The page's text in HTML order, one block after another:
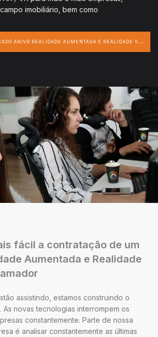
imobiliário, bem como
C
ONTRATAR UM DEDICADO AR/VR REALIDADE AUMENTADA E REALIDADE VIRTUAL DESENVOLVEDOR
fácil a contratação de um
Aumentada e Realidade
assistindo, estamos construindo o
As novas tecnologias interrompem os
constantemente. Parte de nossa
é analisar constantemente as últimas